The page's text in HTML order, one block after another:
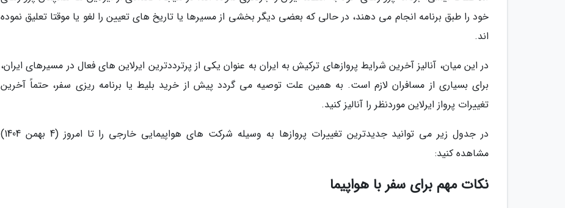
خود را طبق برنامه انجام می دهند، در حالی که بعضی دیگر بخشی از مسیرها یا تاریخ های تعیین را لغو یا موقتا تعلیق نموده
اند.
در این میان، آنالیز آخرین شرایط پروازهای ترکیش به ایران به عنوان یکی از پرترددترین ایرلاین های فعال در مسیرهای ایران،
برای بسیاری از مسافران لازم است. به همین علت توصیه می گردد پیش از خرید بلیط یا برنامه ریزی سفر، حتماً آخرین
تغییرات پرواز ایرلاین موردنظر را آنالیز کنید.
در جدول زیر می توانید جدیدترین تغییرات پروازها به وسیله شرکت های هواپیمایی خارجی را تا امروز (4 بهمن 1404)
مشاهده کنید:
نکات مهم برای سفر با هواپیما